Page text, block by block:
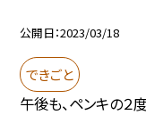
公開日 2023/03/18
できごと
午後も、ペンキの２